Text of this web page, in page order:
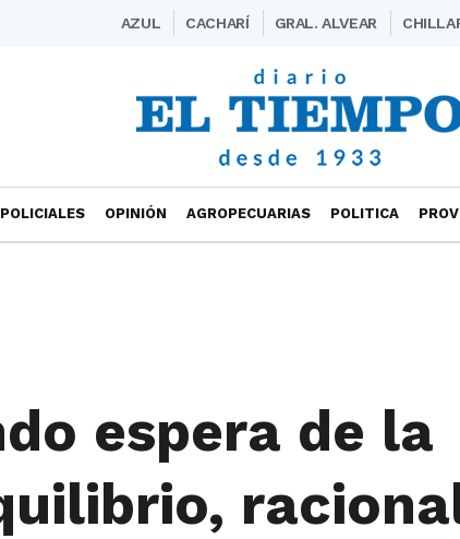
AZUL CACHARÍ GRAL. ALVEAR
POLICIALES OPINIÓN AGROPECUARIAS POLITICA
espera de la